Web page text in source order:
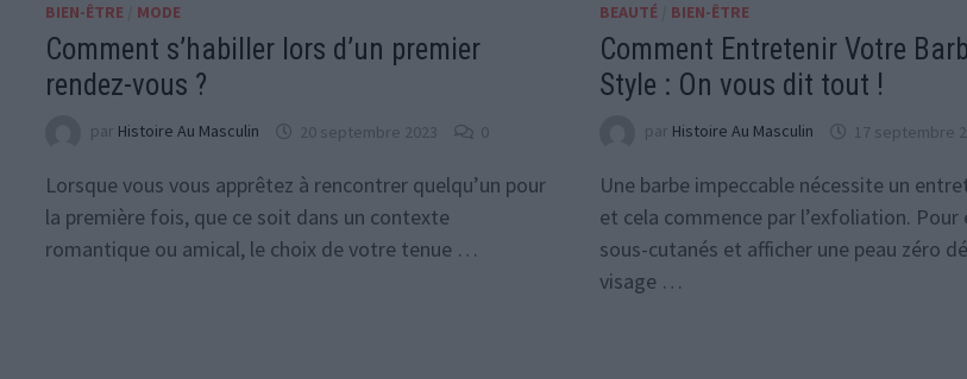
BIEN-ÊTRE MODE
Comment s’habiller lors d’un premier
rendez-vous ?
par Histoire Au Masculin 20 septembre 2023 0
Lorsque vous vous apprêtez à rencontrer quelqu’un pour
la première fois, que ce soit dans un contexte
romantique ou amical, le choix de votre tenue …
BEAUTÉ BIEN-ÊTRE
Comment Entretenir Votre
Style : On vous dit tout !
par Histoire Au Masculin 17 septembre
Une barbe impeccable nécessite un
et cela commence par l’exfoliation. Pour
sous-cutanés et afficher une peau zéro
visage …